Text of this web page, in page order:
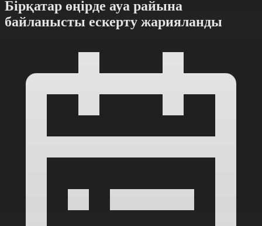
Бірқатар өңірде ауа райына
байланысты ескерту жарияланды